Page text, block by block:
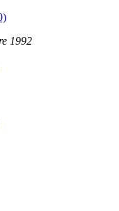
1992